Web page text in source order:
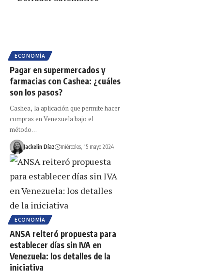
ECONOMÍA
Pagar en supermercados y
farmacias con Cashea: ¿cuáles
son los pasos?
Cashea, la aplicación que permite hacer
compras en Venezuela bajo el
método…
Jackelin Díaz miércoles, 15 mayo 2024
ECONOMÍA
ANSA reiteró propuesta para
establecer días sin IVA en
Venezuela: los detalles de la
iniciativa